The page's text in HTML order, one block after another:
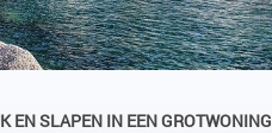
EN SLAPEN IN EEN GROTWONING